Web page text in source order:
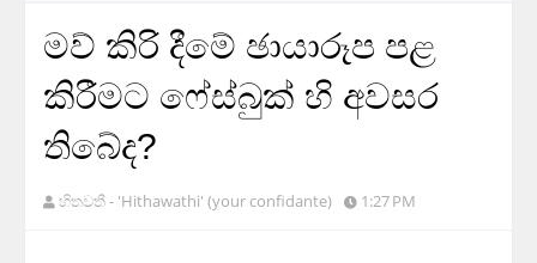
මව් කිරි දීමේ ඡායාරූප පළ
කිරීමට ෆේස්බුක් හි අවසර
තිබේද?
හිතවතී - 'Hithawathi' (your confidante) 1:27 PM